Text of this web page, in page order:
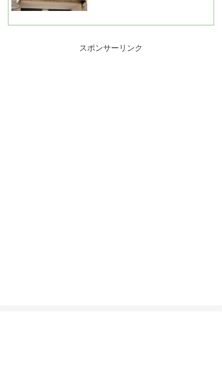
スポンサーリンク